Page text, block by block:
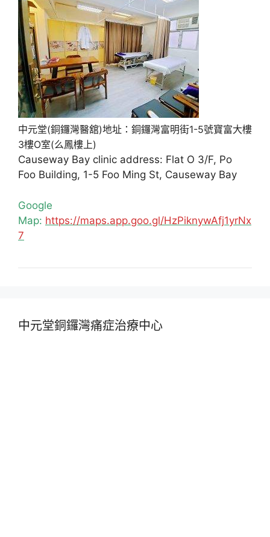
中元堂(銅鑼灣醫舘)地址：銅鑼灣富明街1-5號寶富大樓
3樓O室(么鳳樓上)
Causeway Bay clinic address: Flat O 3/F, Po
Foo Building, 1-5 Foo Ming St, Causeway Bay
Google
Map: https://maps.app.goo.gl/HzPiknywAfj1yrNx
7
中元堂銅鑼灣痛症治療中心